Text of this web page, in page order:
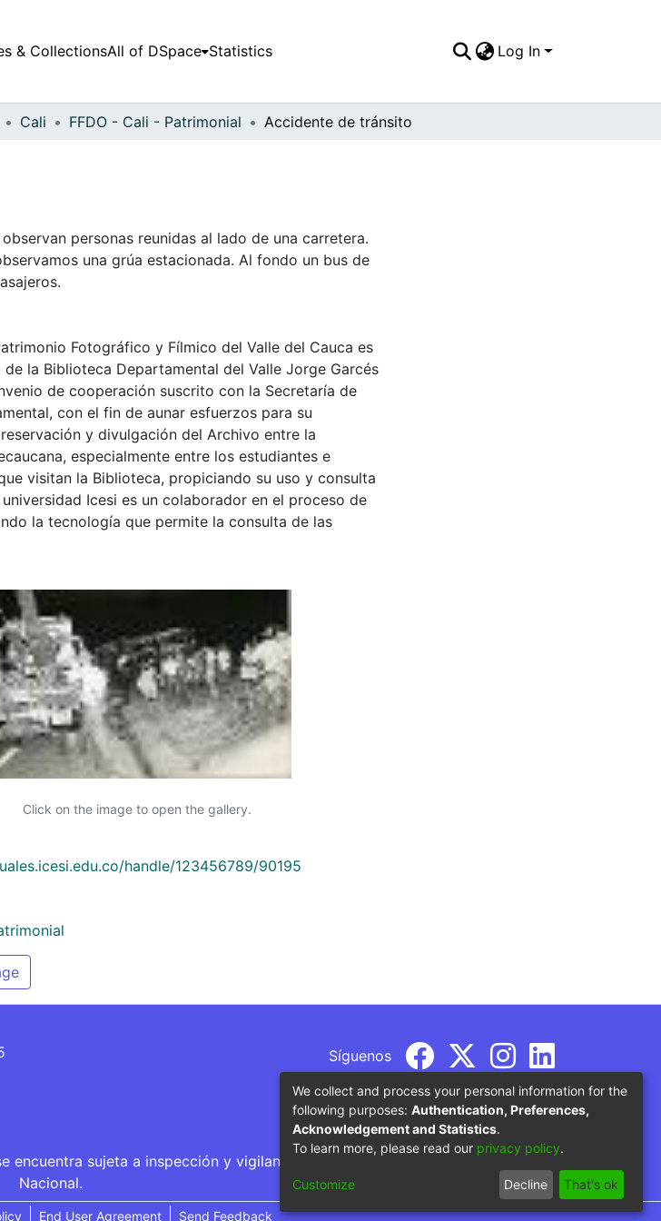
& CollectionsAll of DSpace Statistics Log In
Cali FFDO - Cali - Patrimonial Accidente de tránsito
personas reunidas al lado de una carretera.
una grúa estacionada. Al fondo un bus de
Fotográfico y Fílmico del Valle del Cauca es
de la Biblioteca Departamental del Valle Jorge Garcés
de cooperación suscrito con la Secretaría de
con el fin de aunar esfuerzos para su
y divulgación del Archivo entre la
especialmente entre los estudiantes e
visitan la Biblioteca, propiciando su uso y consulta
Icesi es un colaborador en el proceso de
la tecnología que permite la consulta de las
Click on the image to open the gallery.
handle/123456789/90195
Síguenos
encuentra sujeta a inspección y vigilancia por parte del Ministerio de Educación
Nacional.
End User Agreement Send Feedback
We collect and process your personal information for the
following purposes: Authentication, Preferences,
Acknowledgement and Statistics.
To learn more, please read our privacy policy.
Customize Decline That's ok